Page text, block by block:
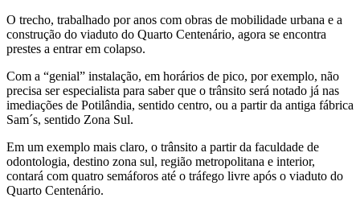
O trecho, trabalhado por anos com obras de mobilidade urbana e a
construção do viaduto do Quarto Centenário, agora se encontra
prestes a entrar em colapso.
Com a “genial” instalação, em horários de pico, por exemplo, não
precisa ser especialista para saber que o trânsito será notado já nas
imediações de Potilândia, sentido centro, ou a partir da antiga fábrica
Sam´s, sentido Zona Sul.
Em um exemplo mais claro, o trânsito a partir da faculdade de
odontologia, destino zona sul, região metropolitana e interior,
contará com quatro semáforos até o tráfego livre após o viaduto do
Quarto Centenário.